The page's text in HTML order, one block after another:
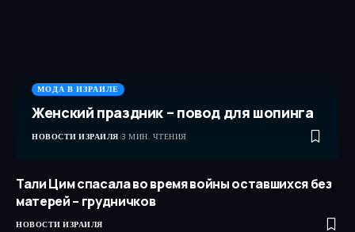
МОДА В ИЗРАИЛЕ
Женский праздник – повод для шопинга
НОВОСТИ ИЗРАИЛЯ 3 МИН. ЧТЕНИЯ
Тали Цим спасала во время войны оставшихся без
матерей – грудничков
НОВОСТИ ИЗРАИЛЯ